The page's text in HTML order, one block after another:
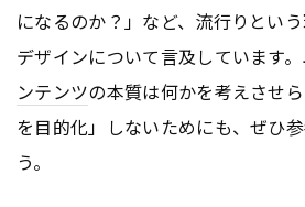
になるのか？」など、流行りとい
デザインについて言及しています
ンテンツの本質は何かを考えさせ
を目的化」しないためにも、ぜひ
う。